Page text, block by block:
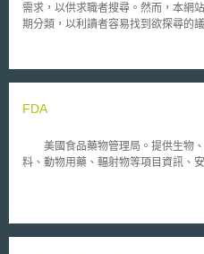
需求，以供求職者搜尋。然而，本網
期分類，以利讀者容易找到欲探尋的
FDA
美國食品藥物管理局。提供生物、
料、動物用藥、輻射物等項目資訊、